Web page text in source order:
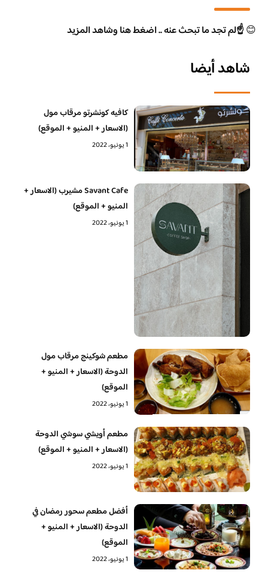
😊☝️لم تجد ما تبحث عنه .. اضغط هنا وشاهد المزيد
شاهد أيضا
كافيه كونشرتو مرقاب مول
(الاسعار + المنيو + الموقع)
1 يونيو، 2022
Savant Cafe مشيرب (الاسعار +
المنيو + الموقع)
1 يونيو، 2022
مطعم شوكينج مرقاب مول
الدوحة (الاسعار + المنيو +
الموقع)
1 يونيو، 2022
مطعم أويشي سوشي الدوحة
(الاسعار + المنيو + الموقع)
1 يونيو، 2022
أفضل مطعم سحور رمضان في
الدوحة (الاسعار + المنيو +
الموقع)
1 يونيو، 2022